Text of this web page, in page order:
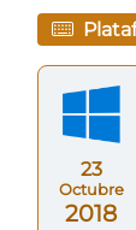
23
Octubre
2018